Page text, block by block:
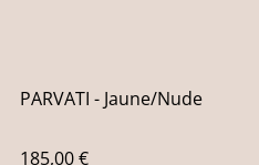
PARVATI - Jaune/Nude
185,00 €